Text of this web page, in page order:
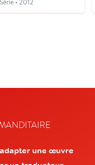
• 2012
une œuvre